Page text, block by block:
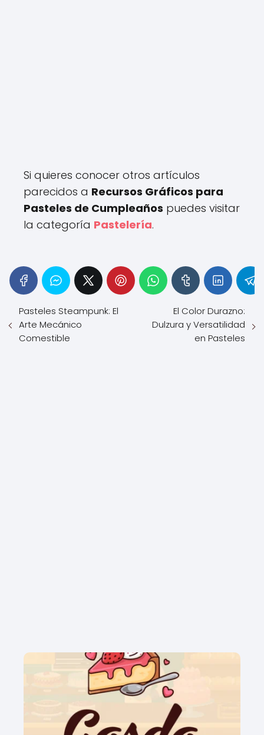
Si quieres conocer otros artículos
parecidos a Recursos Gráficos para
Pasteles de Cumpleaños puedes visitar
la categoría Pastelería.
Pasteles Steampunk: El
Arte Mecánico
Comestible
El Color Durazno:
Dulzura y Versatilidad
en Pasteles